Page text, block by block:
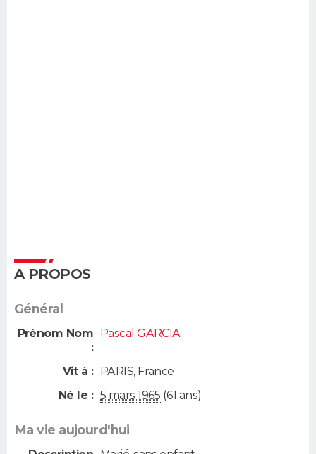
A PROPOS
Général
Prénom Nom
:
Pascal GARCIA
Vit à : PARIS, France
Né le : 5 mars 1965 (61 ans)
Ma vie aujourd'hui